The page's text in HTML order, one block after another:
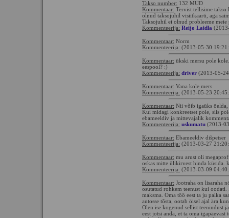
Takso number: 132 MUD
Kommentaar: Tervist tellisime takso
olnud taksojuhil visiitkaarti, aga
Taksojuhil ei olnud probleeme meie
Kommenteerija: Reijo Laidla
Kommentaar: Norm
Kommenteerija: (2013-05-30
Kommentaar: ükski mersu pole
eespool? :)
Kommenteerija: driver (2013-05-
Kommentaar: Vana kole mers
Kommenteerija: (2013-05-23
Kommentaar: Nii võib igaüks öelda,
Kui midagi konkreetset pole, siis
ebameeldiv ja mittevajalik
Kommenteerija: uskumatu (2013-
Kommentaar: Ebameeldiv dišpetser
Kommenteerija: (2013-03-27
Kommentaar: mu arust oli
oskas mitte ülikirvest hinda küsida.
Kommenteerija: (2013-03-09
Kommentaar: Jootraha on lisaraha
osutatud rohkem teenust kui
maksma. Oma töö eest ta ju palka
autosse tõsta, ootab öisel ajal ära
Olen ise kogenud sellist teenindust
eest jotsi anda, et ta oma